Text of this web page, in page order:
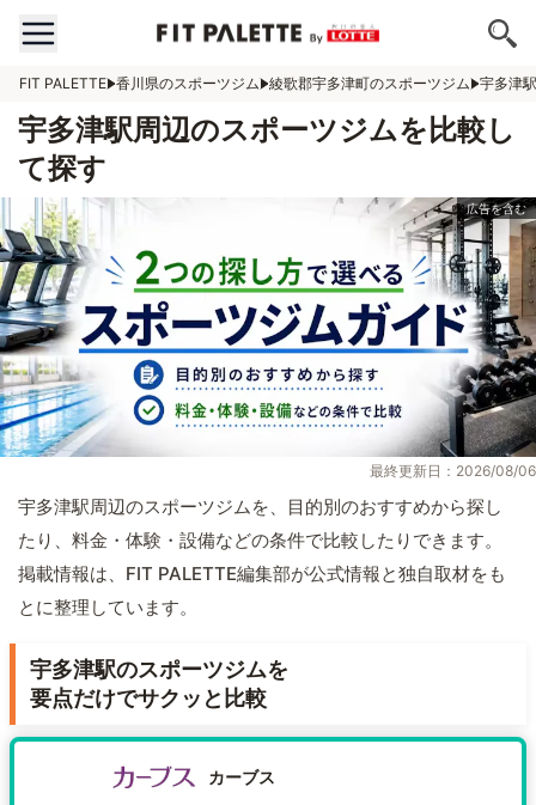
FIT PALETTE 香川県のスポーツジム 綾歌郡宇多津町のスポーツジム 宇多津
宇多津駅周辺のスポーツジムを比較し
て探す
最終更新日：2026/08/06
宇多津駅周辺のスポーツジムを、目的別のおすすめから探し
たり、料金・体験・設備などの条件で比較したりできます。
掲載情報は、FIT PALETTE編集部が公式情報と独自取材をも
とに整理しています。
宇多津駅のスポーツジムを
要点だけでサクッと比較
カーブス